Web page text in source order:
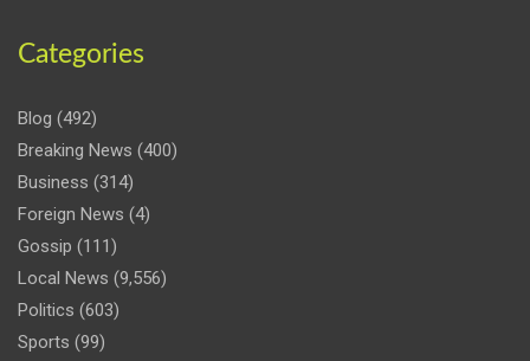
Categories
Blog (492)
Breaking News (400)
Business (314)
Foreign News (4)
Gossip (111)
Local News (9,556)
Politics (603)
Sports (99)